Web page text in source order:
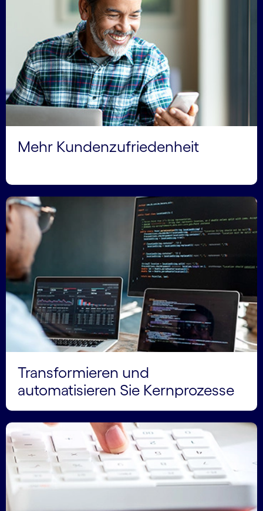
Mehr Kundenzufriedenheit
Transformieren und
automatisieren Sie Kernprozesse